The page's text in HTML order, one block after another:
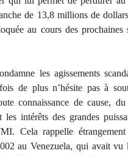
de 13,8 millions de
au cours des prochaines
les agissements
de plus n’hésite pas à
connaissance de cause,
les intérêts des grandes
Cela rappelle
au Venezuela, qui avait vu